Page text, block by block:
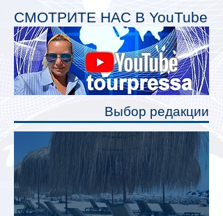
планируется начать в 2027 году.
Одним из главных нововведений
станут индивидуальные шторки у
каждого спального места. Они
позволят пассажирам закрыть свою
полку во время сна или отдыха,
СМОТРИТЕ НАС В YouTube
Выбор редакции